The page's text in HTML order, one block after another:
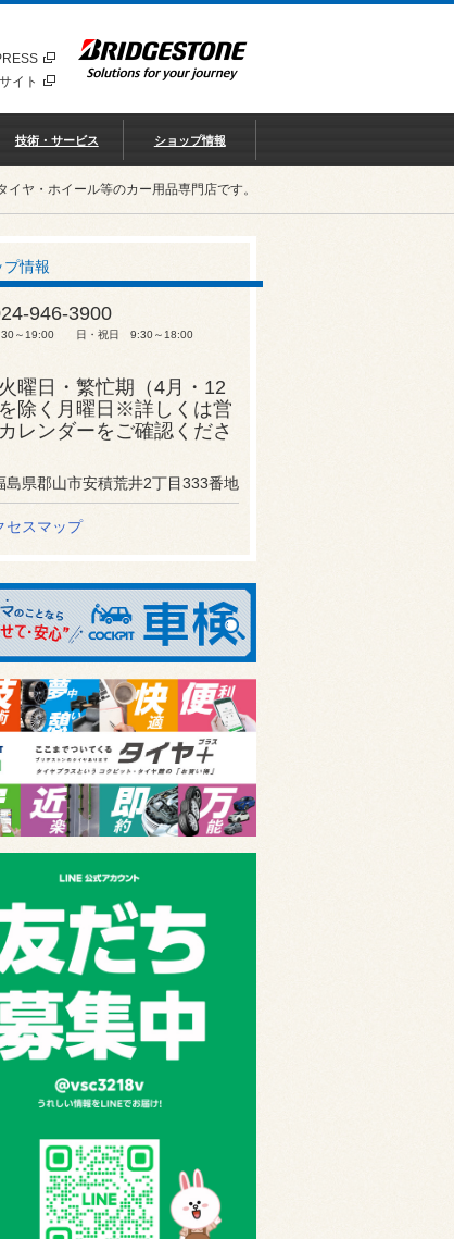
イト
技術・サービス ショップ情報
ヤ・ホイール等のカー用品専門店です。
プ情報
946-3900
～19:00 日・祝日 9:30～18:00
曜日・繁忙期（4月・12
除く月曜日※詳しくは営
レンダーをご確認くださ
島県郡山市安積荒井2丁目333番地
セスマップ